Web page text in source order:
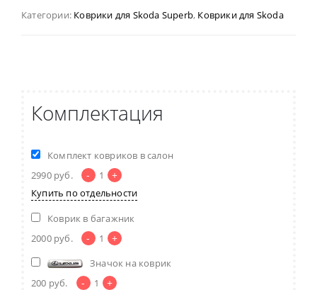
Категории: Коврики для Skoda Superb, Коврики для Skoda
Комплектация
Комплект ковриков в салон
2990 руб. - 1 +
Купить по отдельности
Коврик в багажник
2000 руб. - 1 +
Значок на коврик
200 руб. - 1 +